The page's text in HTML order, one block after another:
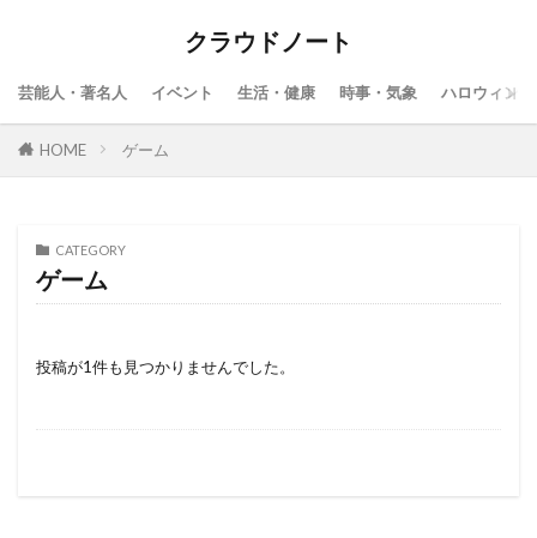
クラウドノート
芸能人・著名人 イベント 生活・健康 時事・気象 ハロウィン
HOME ゲーム
CATEGORY
ゲーム
投稿が1件も見つかりませんでした。